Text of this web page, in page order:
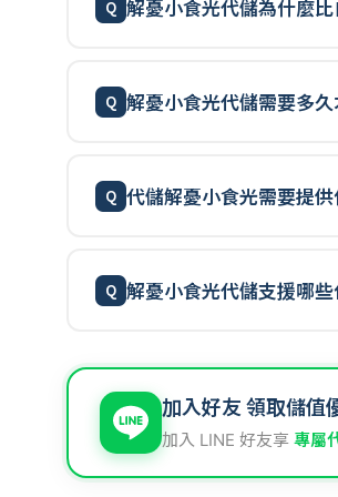
解憂小食光代儲為什麼
解憂小食光代儲需要多久
代儲解憂小食光需要提供
解憂小食光代儲支援哪些
加入好友 領取儲值
加入 LINE 好友享 專屬